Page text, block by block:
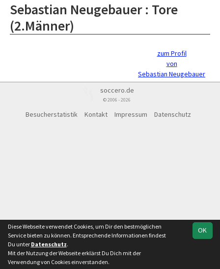
Sebastian Neugebauer : Tore
(2.Männer)
zum Profil
von
Sebastian Neugebauer
soccero.de
© 2006 - 2026
Besucherstatistik Kontakt Impressum Datenschutz
OK
Diese Webseite verwendet Cookies, um Dir den bestmöglichen
Service bieten zu können. Entsprechende Informationen findest
Du unter Datenschutz.
Mit der Nutzung der Webseite erklärst Du Dich mit der
Verwendung von Cookies einverstanden.